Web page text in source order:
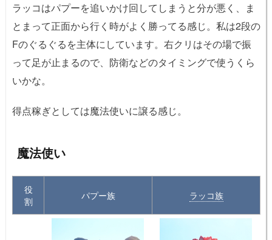
ラッコはパプーを追いかけ回してしまうと分が悪く、ま
とまって正面から行く時がよく勝ってる感じ。私は2段の
Fのぐるぐるを主体にしています。右クリはその場で振
って足が止まるので、防衛などのタイミングで使うくら
いかな。
得点稼ぎとしては魔法使いに譲る感じ。
魔法使い
役
割
パプー族 ラッコ族